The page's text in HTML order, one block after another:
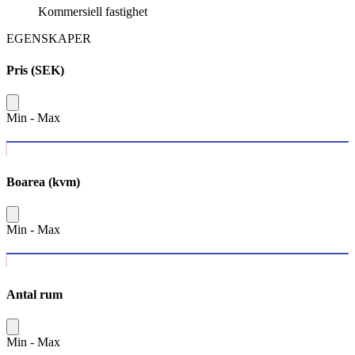
Kommersiell fastighet
EGENSKAPER
Pris (SEK)
Min - Max
Boarea (kvm)
Min - Max
Antal rum
Min - Max